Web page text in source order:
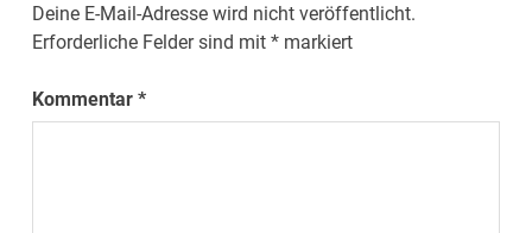
Deine E-Mail-Adresse wird nicht veröffentlicht.
Erforderliche Felder sind mit* markiert
Kommentar*